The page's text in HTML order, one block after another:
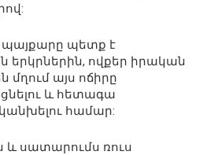
պայքարը պետք է
երկրներին, ովքեր իրական
մղում այս ոճիրը
և հետագա
կանխելու համար:
և սատարումս ռուս